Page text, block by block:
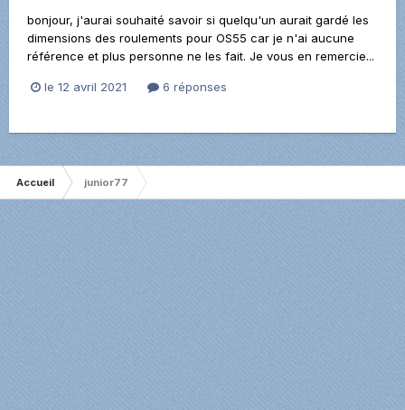
bonjour, j'aurai souhaité savoir si quelqu'un aurait gardé les
dimensions des roulements pour OS55 car je n'ai aucune
référence et plus personne ne les fait. Je vous en remercie...
le 12 avril 2021 6 réponses
Accueil junior77